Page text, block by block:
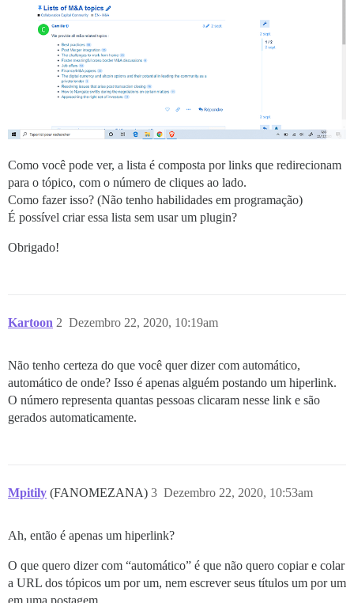
Como você pode ver, a lista é composta por links que redirecionam
para o tópico, com o número de cliques ao lado.
Como fazer isso? (Não tenho habilidades em programação)
É possível criar essa lista sem usar um plugin?
Obrigado!
Kartoon Dezembro 22, 2020, 10:19am
2
Não tenho certeza do que você quer dizer com automático,
automático de onde? Isso é apenas alguém postando um hiperlink.
O número representa quantas pessoas clicaram nesse link e são
gerados automaticamente.
Mpitily (FANOMEZANA) Dezembro 22, 2020, 10:53am
3
Ah, então é apenas um hiperlink?
O que quero dizer com “automático” é que não quero copiar e colar
a URL dos tópicos um por um, nem escrever seus títulos um por um
em uma postagem.